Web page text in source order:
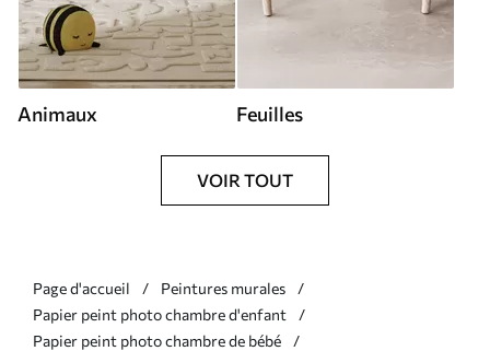
Animaux Feuilles
VOIR TOUT
Page d'accueil
Peintures murales
Papier peint photo chambre d'enfant
Papier peint photo chambre de bébé